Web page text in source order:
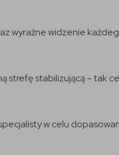
wyraźne widzenie
strefę stabilizującą – tak
w celu